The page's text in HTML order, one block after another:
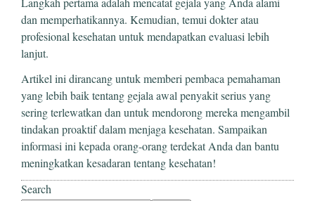
dan memperhatikannya. Kemudian, temui dokter atau
profesional kesehatan untuk mendapatkan evaluasi lebih
lanjut.
Artikel ini dirancang untuk memberi pembaca pemahaman
yang lebih baik tentang gejala awal penyakit serius yang
sering terlewatkan dan untuk mendorong mereka mengambil
tindakan proaktif dalam menjaga kesehatan. Sampaikan
informasi ini kepada orang-orang terdekat Anda dan bantu
meningkatkan kesadaran tentang kesehatan!
Search